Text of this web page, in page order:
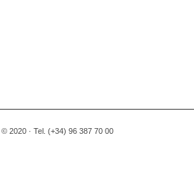
2020 · Tel. (+34) 96 387 70 00